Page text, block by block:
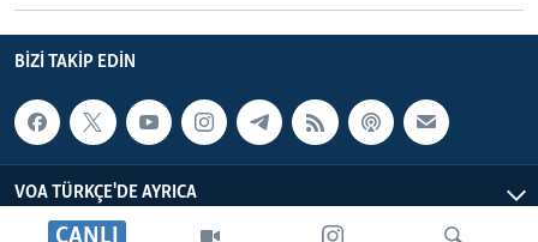
CANLI
BIZI TAKIP EDIN
VOA TÜRKÇE'DE AYRICA